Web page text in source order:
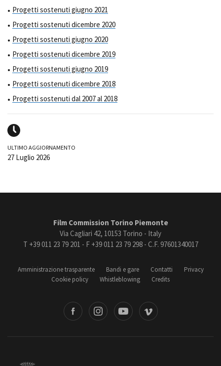
Progetti sostenuti giugno 2021
Progetti sostenuti dicembre 2020
Progetti sostenuti giugno 2020
Progetti sostenuti dicembre 2019
Progetti sostenuti giugno 2019
Progetti sostenuti dicembre 2018
Progetti sostenuti dal 2007 al 2018
ULTIMO AGGIORNAMENTO
27 Luglio 2026
Film Commission Torino Piemonte
Via Cagliari 42, 10153 Torino - Italy
T +39 011 23 79 201 - F +39 011 23 79 298 - C.F. 97601340017
Amministrazione trasparente Bandi e gare Contatti
Privacy
Cookie policy
Whistleblowing Credits
Vimeo